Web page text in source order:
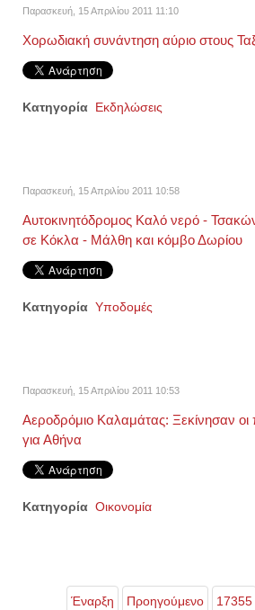
Παρασκευή, 15 Απριλίου 2011 11:10
Χορωδιακή συνάντηση αύριο στους
Κατηγορία Εκδηλώσεις
Παρασκευή, 15 Απριλίου 2011 10:58
Αυτοκινητόδρομος Καλό νερό -
σε Κόκλα - Μάλθη και κόμβο Δωρίου
Κατηγορία Υποδομές
Παρασκευή, 15 Απριλίου 2011 10:53
Αεροδρόμιο Καλαμάτας: Ξεκίνησαν οι
για Αθήνα
Κατηγορία Οικονομία
Έναρξη Προηγούμενο 17355